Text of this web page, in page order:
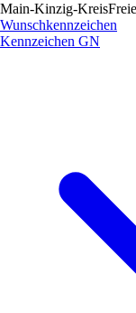
Main-Kinzig-Kreis
Wunschkennzeichen
Kennzeichen GN